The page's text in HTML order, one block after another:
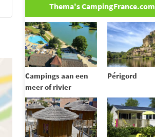
Thema's CampingFrance.com
Campings aan een
meer of rivier
Périgord